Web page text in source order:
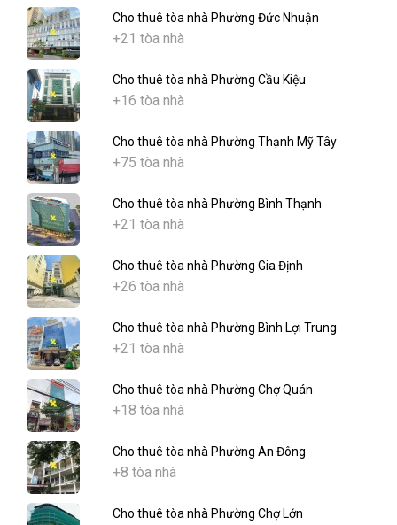
Cho thuê tòa nhà Phường Đức Nhuận
+21 tòa nhà
Cho thuê tòa nhà Phường Cầu Kiệu
+16 tòa nhà
Cho thuê tòa nhà Phường Thạnh Mỹ Tây
+75 tòa nhà
Cho thuê tòa nhà Phường Bình Thạnh
+21 tòa nhà
Cho thuê tòa nhà Phường Gia Định
+26 tòa nhà
Cho thuê tòa nhà Phường Bình Lợi Trung
+21 tòa nhà
Cho thuê tòa nhà Phường Chợ Quán
+18 tòa nhà
Cho thuê tòa nhà Phường An Đông
+8 tòa nhà
Cho thuê tòa nhà Phường Chợ Lớn